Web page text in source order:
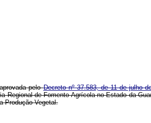
peloDecreto nº 37.583, de 11 de julho
Regional de Fomento Agrícola no Estado da
Produção Vegetal.